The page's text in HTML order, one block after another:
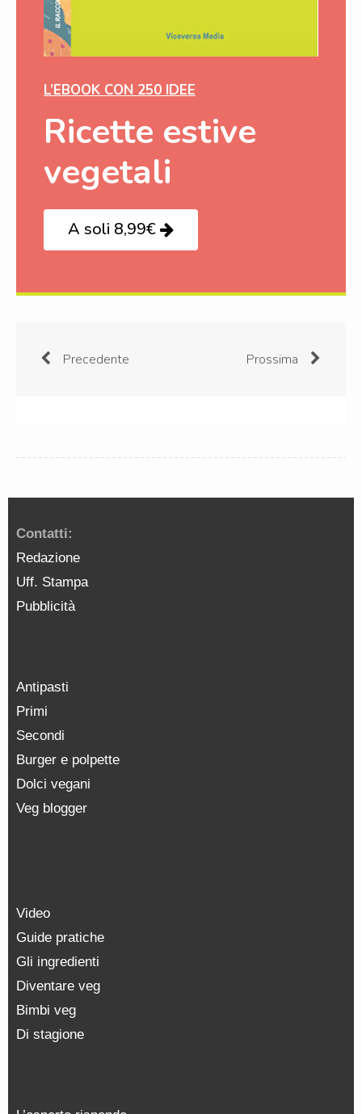
L’EBOOK CON 250 IDEE
Ricette estive
vegetali
A soli 8,99€
Precedente Prossima
Contatti:
Redazione
Uff. Stampa
Pubblicità
Antipasti
Primi
Secondi
Burger e polpette
Dolci vegani
Veg blogger
Video
Guide pratiche
Gli ingredienti
Diventare veg
Bimbi veg
Di stagione